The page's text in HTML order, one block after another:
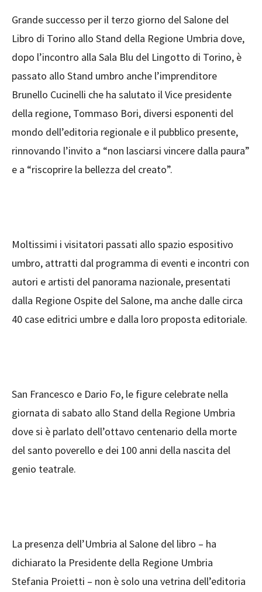
Grande successo per il terzo giorno del Salone del
Libro di Torino allo Stand della Regione Umbria dove,
dopo l’incontro alla Sala Blu del Lingotto di Torino, è
passato allo Stand umbro anche l’imprenditore
Brunello Cucinelli che ha salutato il Vice presidente
della regione, Tommaso Bori, diversi esponenti del
mondo dell’editoria regionale e il pubblico presente,
rinnovando l’invito a “non lasciarsi vincere dalla paura”
e a “riscoprire la bellezza del creato”.
Moltissimi i visitatori passati allo spazio espositivo
umbro, attratti dal programma di eventi e incontri con
autori e artisti del panorama nazionale, presentati
dalla Regione Ospite del Salone, ma anche dalle circa
40 case editrici umbre e dalla loro proposta editoriale.
San Francesco e Dario Fo, le figure celebrate nella
giornata di sabato allo Stand della Regione Umbria
dove si è parlato dell’ottavo centenario della morte
del santo poverello e dei 100 anni della nascita del
genio teatrale.
La presenza dell’Umbria al Salone del libro – ha
dichiarato la Presidente della Regione Umbria
Stefania Proietti – non è solo una vetrina dell’editoria